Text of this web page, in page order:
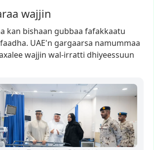
wajjin
kan bishaan gubbaa fafakkaatu
UAE'n gargaarsa namummaa
wajjin wal-irratti dhiyeessuun